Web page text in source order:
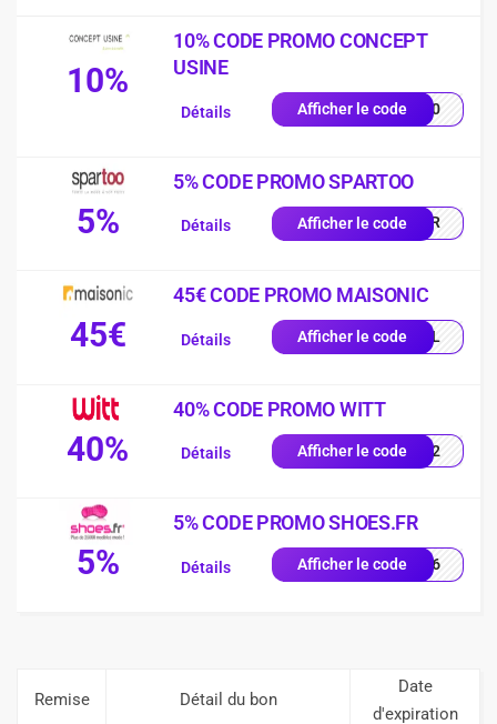
10%
10% CODE PROMO CONCEPT
USINE
Afficher le codeLA10
Détails
5%
5% CODE PROMO SPARTOO
Afficher le codeSPFR
Détails
45€
45€ CODE PROMO MAISONIC
Afficher le codeLEIL
Détails
40%
40% CODE PROMO WITT
Afficher le code2102
Détails
5%
5% CODE PROMO SHOES.FR
Afficher le codeJM26
Détails
Remise Détail du bon
Date
d'expiration